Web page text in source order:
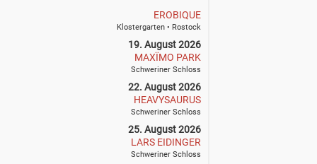
EROBIQUE
Klostergarten • Rostock
19. August 2026
MAXÏMO PARK
Schweriner Schloss
22. August 2026
HEAVYSAURUS
Schweriner Schloss
25. August 2026
LARS EIDINGER
Schweriner Schloss